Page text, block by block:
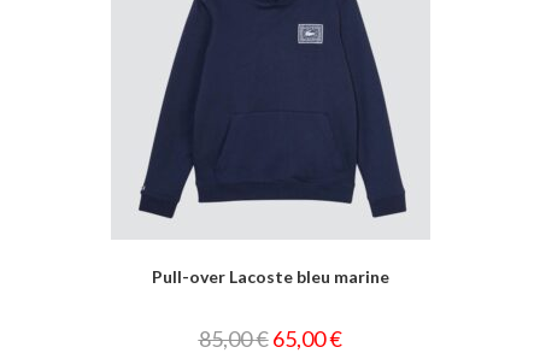
Pull-over Lacoste bleu marine
85,00€ 65,00€